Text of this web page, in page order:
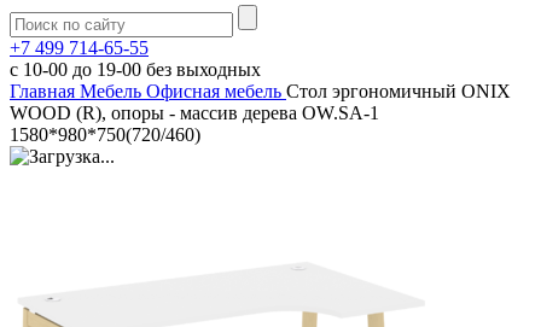
+7 499 714-65-55
с 10-00 до 19-00 без выходных
Главная Мебель Офисная мебель Стол эргономичный ONIX
WOOD (R), опоры - массив дерева OW.SA-1
1580*980*750(720/460)